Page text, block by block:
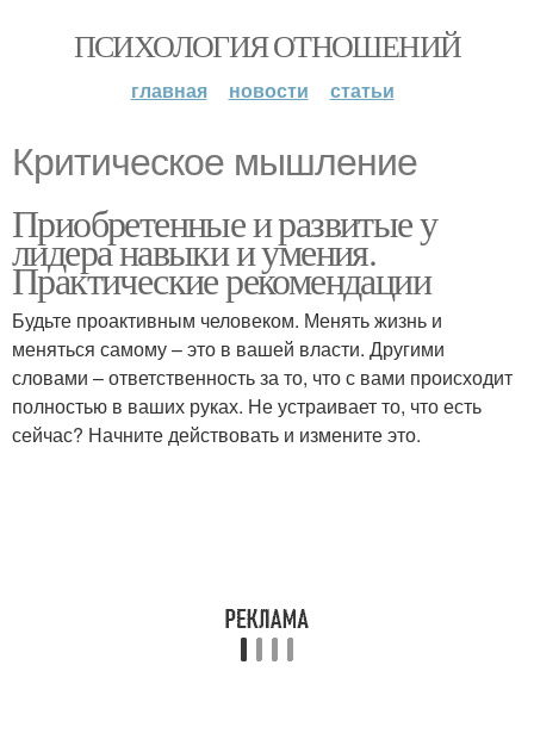
ПСИХОЛОГИЯ ОТНОШЕНИЙ
главная новости статьи
Критическое мышление
Приобретенные и развитые у
лидера навыки и умения.
Практические рекомендации
Будьте проактивным человеком. Менять жизнь и
меняться самому – это в вашей власти. Другими
словами – ответственность за то, что с вами происходит
полностью в ваших руках. Не устраивает то, что есть
сейчас? Начните действовать и измените это.